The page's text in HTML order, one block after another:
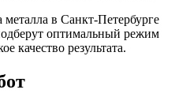
металла в Санкт-Петербурге
оптимальный режим
качество результата.